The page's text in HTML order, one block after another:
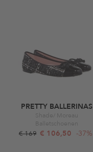
PRETTY BALLERINAS
Shade/ Moreau
Balletschoenen
€ 169 € 106,50 -37%